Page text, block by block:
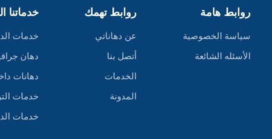
روابط هامة
سياسة الخصوصية
الأسئله الشائعة
روابط تهمك
عن دهاناتي
أتصل بنا
الخدمات
المدونة
خدماتنا
خدمات
دهان
دهانات
خدمات
خدمات